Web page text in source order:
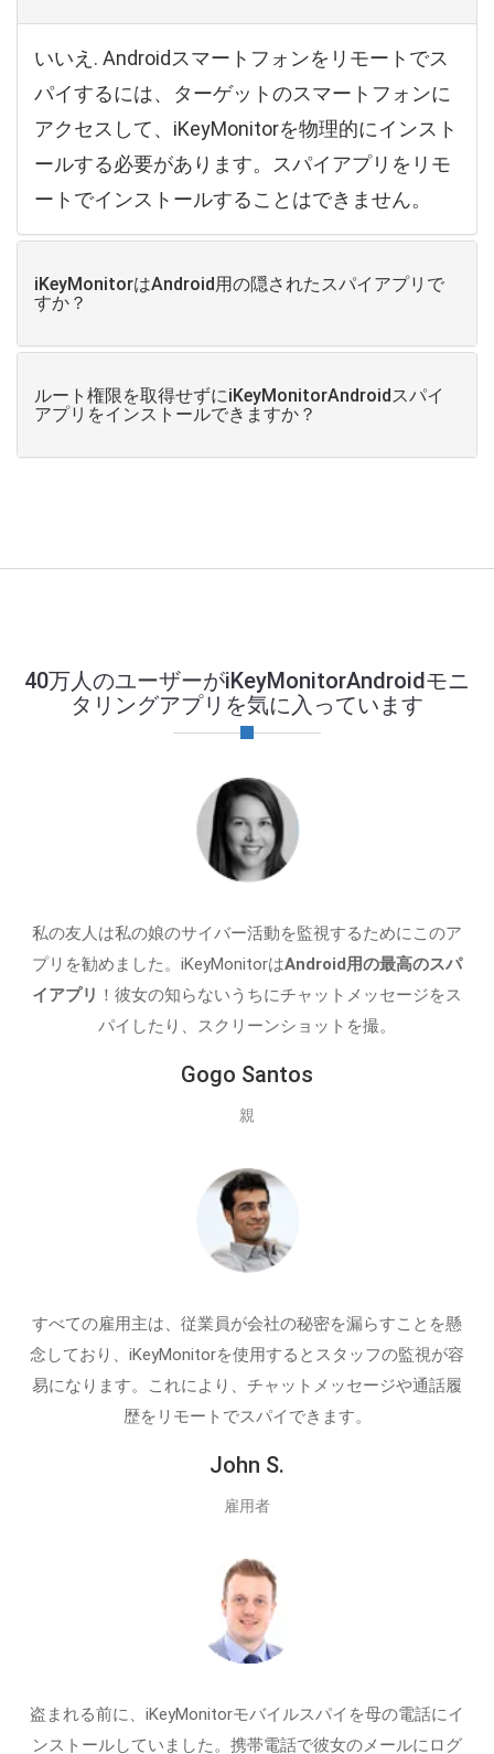
いいえ. Androidスマートフォンをリモートでス
パイするには、ターゲットのスマートフォンに
アクセスして、iKeyMonitorを物理的にインスト
ールする必要があります。スパイアプリをリモ
ートでインストールすることはできません。
iKeyMonitorはAndroid用の隠されたスパイアプリで
すか？
ルート権限を取得せずにiKeyMonitorAndroidスパイ
アプリをインストールできますか？
40万人のユーザーがiKeyMonitorAndroidモニ
タリングアプリを気に入っています
私の友人は私の娘のサイバー活動を監視するためにこのア
プリを勧めました。iKeyMonitorはAndroid用の最高のスパ
イアプリ ！彼女の知らないうちにチャットメッセージをス
パイしたり、スクリーンショットを撮。
Gogo Santos
親
すべての雇用主は、従業員が会社の秘密を漏らすことを懸
念しており、iKeyMonitorを使用するとスタッフの監視が容
易になります。これにより、チャットメッセージや通話履
歴をリモートでスパイできます。
John S.
雇用者
盗まれる前に、iKeyMonitorモバイルスパイを母の電話にイ
ンストールしていました。携帯電話で彼女のメールにログ